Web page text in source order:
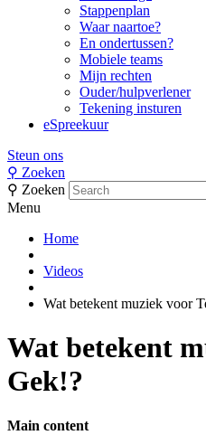
Stappenplan
Waar naartoe?
En ondertussen?
Mobiele teams
Mijn rechten
Ouder/hulpverlener
Tekening insturen
eSpreekuur
Steun ons
⚲ Zoeken
⚲ Zoeken
Menu
Home
Videos
Wat betekent muziek voor
Wat betekent
Gek!?
Main content